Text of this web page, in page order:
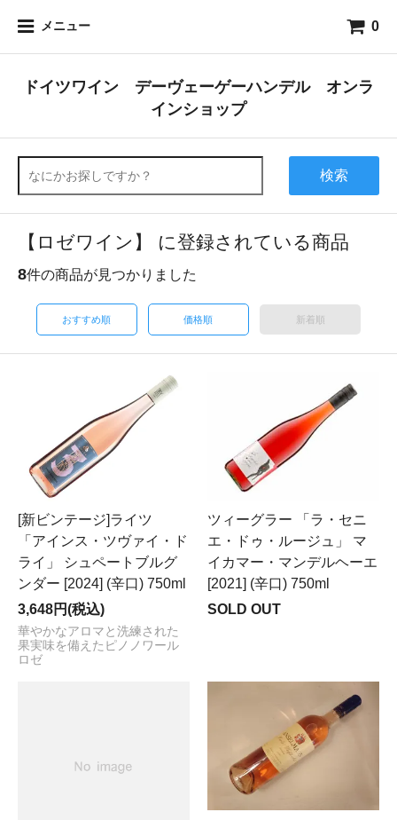
メニュー 0
ドイツワイン デーヴェーゲーハンデル オンラ
インショップ
検索
【ロゼワイン】 に登録されている商品
8件の商品が見つかりました
おすすめ順 価格順 新着順
[新ビンテージ]ライツ
「アインス・ツヴァイ・ド
ライ」 シュペートブルグ
ンダー [2024] (辛口) 750ml
3,648円(税込)
華やかなアロマと洗練された
果実味を備えたピノノワール
ロゼ
ツィーグラー 「ラ・セニ
エ・ドゥ・ルージュ」 マ
イカマー・マンデルヘーエ
[2021] (辛口) 750ml
SOLD OUT